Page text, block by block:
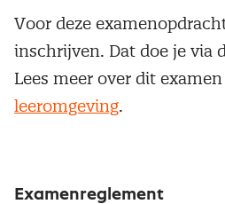
Voor deze
inschrijven. Dat doe je via
Lees meer over dit
leeromgeving.
Examenreglement